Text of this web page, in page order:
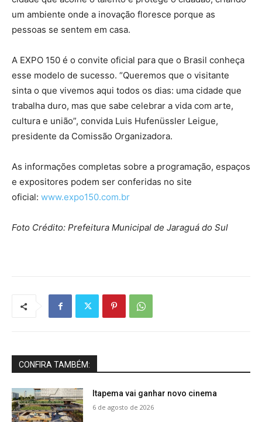
um ambiente onde a inovação floresce porque as
pessoas se sentem em casa.
A EXPO 150 é o convite oficial para que o Brasil conheça
esse modelo de sucesso. “Queremos que o visitante
sinta o que vivemos aqui todos os dias: uma cidade que
trabalha duro, mas que sabe celebrar a vida com arte,
cultura e união”, convida Luis Hufenüssler Leigue,
presidente da Comissão Organizadora.
As informações completas sobre a programação, espaços
e expositores podem ser conferidas no site
oficial: www.expo150.com.br
Foto Crédito: Prefeitura Municipal de Jaraguá do Sul
CONFIRA TAMBÉM:
Itapema vai ganhar novo cinema
6 de agosto de 2026